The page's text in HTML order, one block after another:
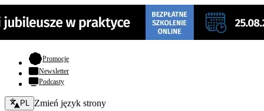
Promocje- otwiera się w nowej karcie
Newsletter
Podcasty
Zmień język - bieżący:
PL Zmień język strony